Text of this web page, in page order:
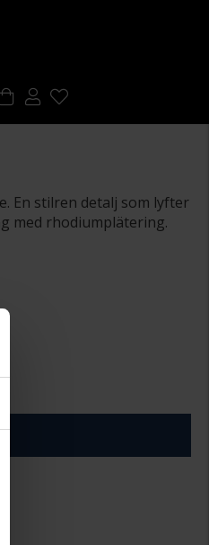
En stilren detalj som lyfter
med rhodiumplätering.